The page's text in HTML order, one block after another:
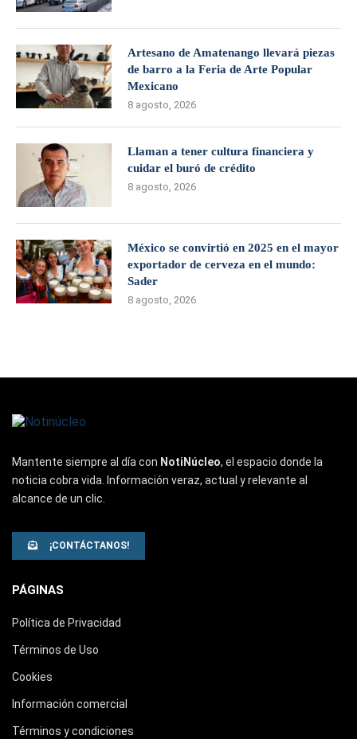
Artesano de Amatenango llevará piezas
de barro a la Feria de Arte Popular
Mexicano
8 agosto, 2026
Llaman a tener cultura financiera y
cuidar el buró de crédito
8 agosto, 2026
México se convirtió en 2025 en el mayor
exportador de cerveza en el mundo:
Sader
8 agosto, 2026
Mantente siempre al día con NotiNúcleo, el espacio donde la
noticia cobra vida. Información veraz, actual y relevante al
alcance de un clic.
¡CONTÁCTANOS!
PÁGINAS
Política de Privacidad
Términos de Uso
Cookies
Información comercial
Términos y condiciones